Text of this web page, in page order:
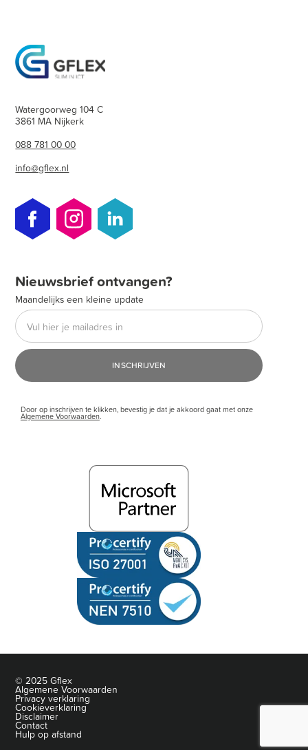
Watergoorweg 104 C
3861 MA Nijkerk
088 781 00 00
info@gflex.nl
Nieuwsbrief ontvangen?
Maandelijks een kleine update
Door op inschrijven te klikken, bevestig je dat je akkoord gaat met onze
Algemene Voorwaarden.
© 2025 Gflex
Algemene Voorwaarden
Privacy verklaring
Cookieverklaring
Disclaimer
Contact
Hulp op afstand